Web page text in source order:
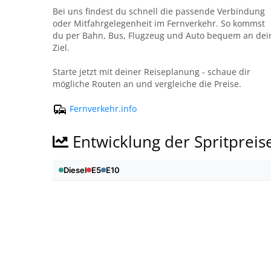
Bei uns findest du schnell die passende Verbindung
oder Mitfahrgelegenheit im Fernverkehr. So kommst
du per Bahn, Bus, Flugzeug und Auto bequem an
Ziel.
Starte jetzt mit deiner Reiseplanung - schaue dir
mögliche Routen an und vergleiche die Preise.
Fernverkehr.info
Entwicklung der